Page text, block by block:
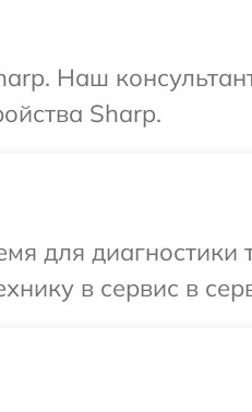
Наш
Sharp.
для диагностики
в сервис в